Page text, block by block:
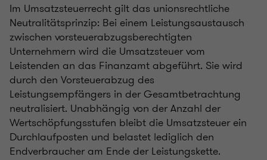
Im Umsatzsteuerrecht gilt das unionsrechtliche
Neutralitätsprinzip: Bei einem Leistungsaustausch
zwischen vorsteuerabzugsberechtigten
Unternehmern wird die Umsatzsteuer vom
Leistenden an das Finanzamt abgeführt. Sie wird
durch den Vorsteuerabzug des
Leistungsempfängers in der Gesamtbetrachtung
neutralisiert. Unabhängig von der Anzahl der
Wertschöpfungsstufen bleibt die Umsatzsteuer ein
Durchlaufposten und belastet lediglich den
Endverbraucher am Ende der Leistungskette.